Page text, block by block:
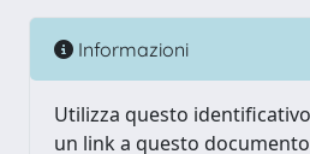
Informazioni
Utilizza questo
un link a questo